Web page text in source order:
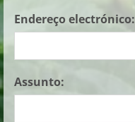
Endereço electrónico:
Assunto: